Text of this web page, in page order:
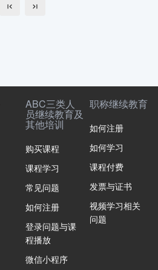
ABC三类人
员继续教育及
其他培训
购买课程
课程学习
常见问题
如何注册
登录问题与课
程播放
微信小程序
职称继续教育
如何注册
如何学习
课程付费
发票与证书
视频学习相关
问题